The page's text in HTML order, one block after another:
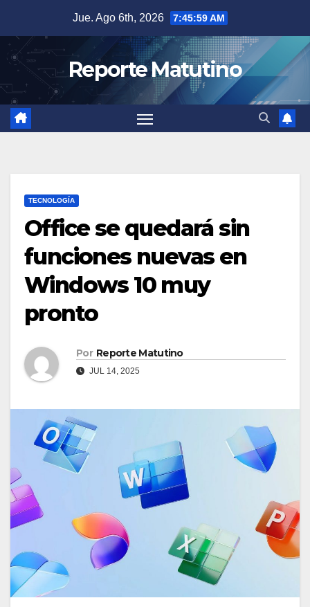
contenido
Jue. Ago 6th, 2026 7:46:00 AM
Reporte Matutino
TECNOLOGÍA
Office se quedará sin
funciones nuevas en
Windows 10 muy
pronto
Por Reporte Matutino
JUL 14, 2025